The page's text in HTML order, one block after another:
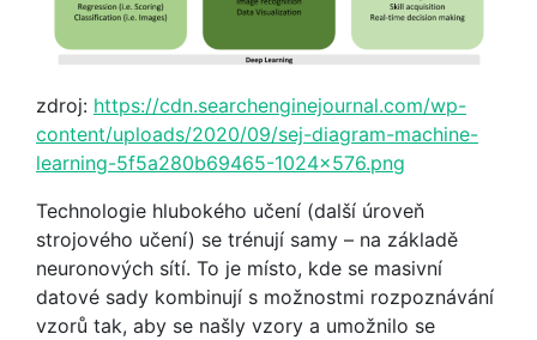
zdroj: https://cdn.searchenginejournal.com/wp-
content/uploads/2020/09/sej-diagram-machine-
learning-5f5a280b69465-1024×576.png
Technologie hlubokého učení (další úroveň
strojového učení) se trénují samy – na základě
neuronových sítí. To je místo, kde se masivní
datové sady kombinují s možnostmi rozpoznávání
vzorů tak, aby se našly vzory a umožnilo se